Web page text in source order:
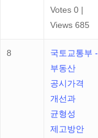
Votes 0 |
Views 685
8
국토교통부 -
부동산
공시가격
개선과
균형성
제고방안